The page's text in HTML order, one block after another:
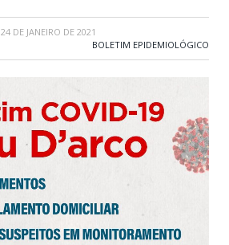
24 DE JANEIRO DE 2021
BOLETIM EPIDEMIOLÓGICO